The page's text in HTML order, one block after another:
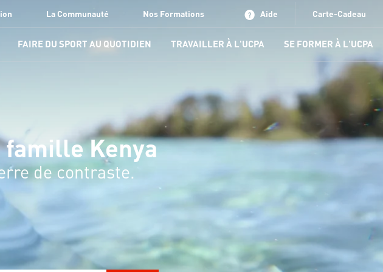
La Communauté Nos Formations Aide Carte-Cadeau
FAIRE DU SPORT AU QUOTIDIEN TRAVAILLER À L'UCPA SE FORMER À L'UCPA
Kenya
de contraste.